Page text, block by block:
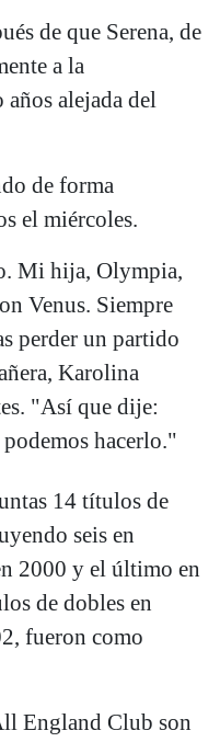
de que Serena, de
a la
alejada del
de forma
el miércoles.
Mi hija, Olympia,
Venus. Siempre
perder un partido
Karolina
"Así que dije:
hacerlo."
14 títulos de
seis en
2000 y el último en
de dobles en
fueron como
England Club son